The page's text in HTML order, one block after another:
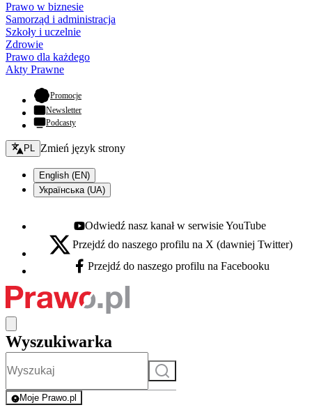
Prawo w biznesie
Samorząd i administracja
Szkoły i uczelnie
Zdrowie
Prawo dla każdego
Akty Prawne
Promocje- otwiera się w nowej karcie
Newsletter
Podcasty
Zmień język - bieżący:
PL Zmień język strony
English (EN)
Українська (UA)
Youtube - otwiera się w nowej karcie
Odwiedź nasz kanał w serwisie YouTube
X - otwiera się w nowej karcie
Przejdź do naszego profilu na X (dawniej Twitter)
Facebook - otwiera się w nowej karcie
Przejdź do naszego profilu na Facebooku
Wyszukiwarka
Szukaj
Moje Prawo.pl
- rejestracja i logowanie do serwisu